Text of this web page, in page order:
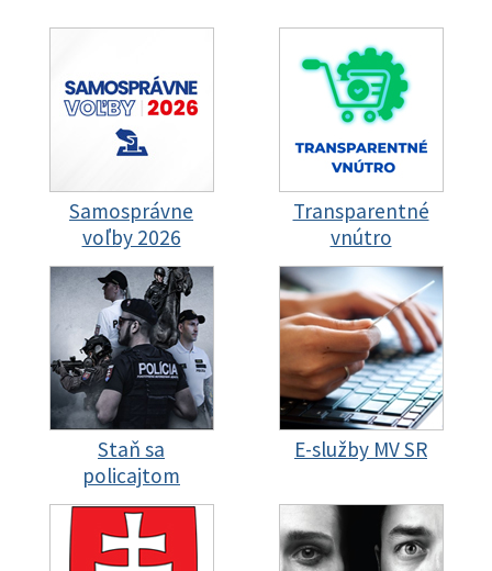
Samosprávne
voľby 2026
Transparentné
vnútro
Staň sa
policajtom
E-služby MV SR